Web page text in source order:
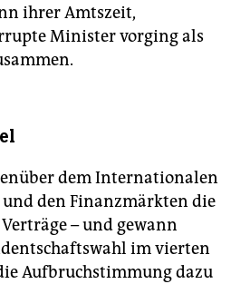
ihrer Amtszeit,
Minister vorging als
dem Internationalen
und den Finanzmärkten die
– und gewann
im vierten
Aufbruchstimmung dazu